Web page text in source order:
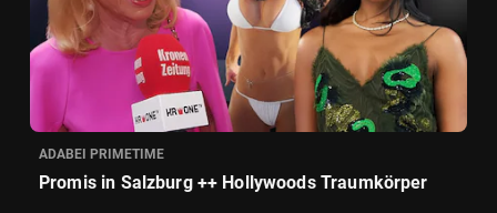
ADABEI PRIMETIME
Promis in Salzburg ++ Hollywoods Traumkörper